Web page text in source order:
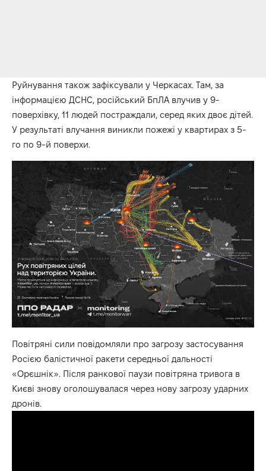
Руйнування також зафіксували у Черкасах. Там, за
інформацією ДСНС, російський БпЛА влучив у 9-
поверхівку, 11 людей постраждали, серед яких двоє дітей.
У результаті влучання виникли пожежі у квартирах з 5-
го по 9-й поверхи.
Повітряні сили повідомляли про загрозу застосування
Росією балістичної ракети середньої дальності
«Орєшнік». Після ранкової паузи повітряна тривога в
Києві знову оголошувалася через нову загрозу ударних
дронів.